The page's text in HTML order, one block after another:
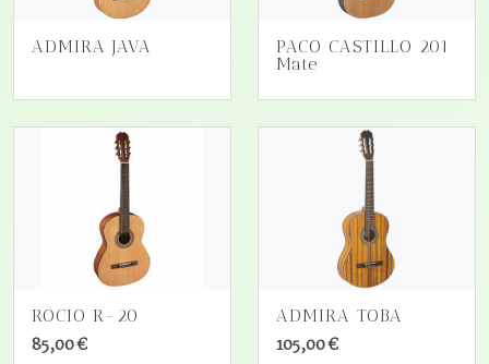
ADMIRA JAVA
PACO CASTILLO 201
Mate
ROCIO R-20
85,00 €
ADMIRA TOBA
105,00 €